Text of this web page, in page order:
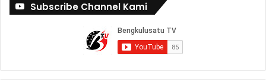
Subscribe Channel Kami